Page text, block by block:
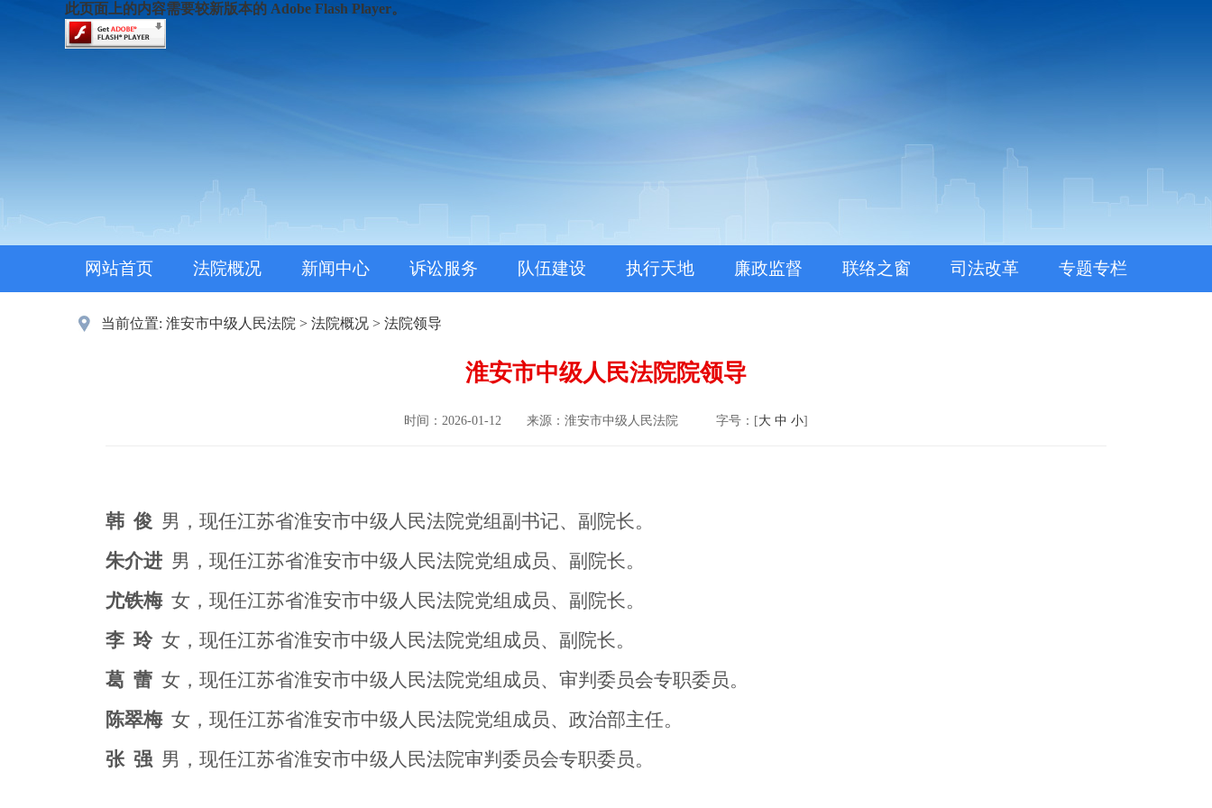
此页面上的内容需要较新版本的 Adobe Flash Player。
网站首页 法院概况 新闻中心 诉讼服务 队伍建设 执行天地 廉政监督 联络之窗 司法改革 专题专栏
当前位置: 淮安市中级人民法院 > 法院概况 > 法院领导
淮安市中级人民法院院领导
时间：2026-01-12 来源：淮安市中级人民法院 字号：[大 中 小]
韩 俊 男，现任江苏省淮安市中级人民法院党组副书记、副院长。
朱介进 男，现任江苏省淮安市中级人民法院党组成员、副院长。
尤铁梅女，现任江苏省淮安市中级人民法院党组成员、副院长。
李 玲 女，现任江苏省淮安市中级人民法院党组成员、副院长。
葛 蕾 女，现任江苏省淮安市中级人民法院党组成员、审判委员会专职委员。
陈翠梅 女，现任江苏省淮安市中级人民法院党组成员、政治部主任。
张 强 男，现任江苏省淮安市中级人民法院审判委员会专职委员。